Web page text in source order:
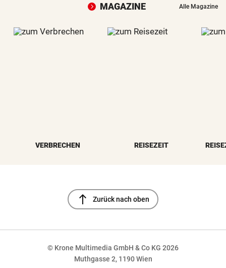
MAGAZINE Alle Magazine
VERBRECHEN REISEZEIT
north Zurück nach oben
© Krone Multimedia GmbH & Co KG 2026
Muthgasse 2, 1190 Wien